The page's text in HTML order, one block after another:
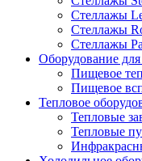
Стеллажы
Стеллажы
Стеллажы
Оборудование
Пищевое
Пищевое
Тепловое
Тепловые
Тепловые